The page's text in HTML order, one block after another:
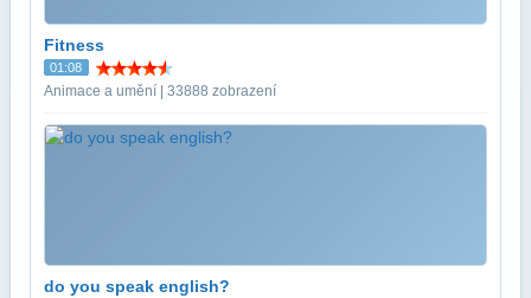
Fitness
01:08
Animace a umění | 33888 zobrazení
do you speak english?